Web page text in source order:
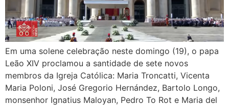
Em uma solene celebração neste domingo (19), o papa
Leão XIV proclamou a santidade de sete novos
membros da Igreja Católica: Maria Troncatti, Vicenta
Maria Poloni, José Gregorio Hernández, Bartolo Longo,
monsenhor Ignatius Maloyan, Pedro To Rot e Maria del